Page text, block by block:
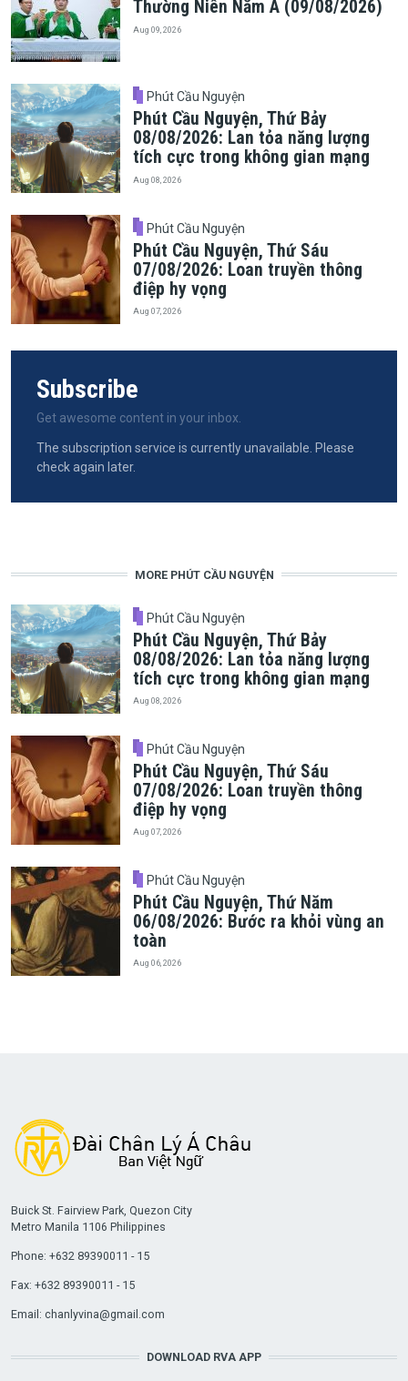
Thường Niên Năm A (09/08/2026)
Aug 09, 2026
Phút Cầu Nguyện
Phút Cầu Nguyện, Thứ Bảy
08/08/2026: Lan tỏa năng lượng
tích cực trong không gian mạng
Aug 08, 2026
Phút Cầu Nguyện
Phút Cầu Nguyện, Thứ Sáu
07/08/2026: Loan truyền thông
điệp hy vọng
Aug 07, 2026
Subscribe
Get awesome content in your inbox.
The subscription service is currently unavailable. Please
check again later.
MORE PHÚT CẦU NGUYỆN
Phút Cầu Nguyện
Phút Cầu Nguyện, Thứ Bảy
08/08/2026: Lan tỏa năng lượng
tích cực trong không gian mạng
Aug 08, 2026
Phút Cầu Nguyện
Phút Cầu Nguyện, Thứ Sáu
07/08/2026: Loan truyền thông
điệp hy vọng
Aug 07, 2026
Phút Cầu Nguyện
Phút Cầu Nguyện, Thứ Năm
06/08/2026: Bước ra khỏi vùng an
toàn
Aug 06, 2026
Buick St. Fairview Park, Quezon City
Metro Manila 1106 Philippines
Phone: +632 89390011 - 15
Fax: +632 89390011 - 15
Email: chanlyvina@gmail.com
DOWNLOAD RVA APP